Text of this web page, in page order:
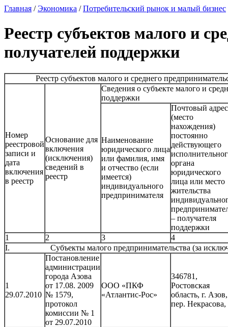
Главная /Экономика /Потребительский рынок и малый бизнес
Реестр субъектов малого и
получателей поддержки
Реестр субъектов малого и среднего
Номер
реестровой
записи и
дата
включения
в реестр
Основание для
включения
(исключения)
сведений в
реестр
Сведения о субъекте малого и
поддержки
Наименование
юридического лица
или фамилия, имя
и отчество (если
имеется)
индивидуального
предпринимателя
Почтовый адрес
(место
нахождения)
постоянно
действующего
органа
юридического
лица или место
жительства
– получателя
поддержки
1
2 3
4
I. Субъекты малого предпринимательства (за
1
29.07.2010
Постановление
администрации
города Азова
от 17.08. 2009
№ 1579,
протокол
комиссии № 1
от 29.07.2010
ООО «ПКФ
«Атлантис-Рос»
346781,
Ростовская
область, г. Азов,
пер. Некрасова,